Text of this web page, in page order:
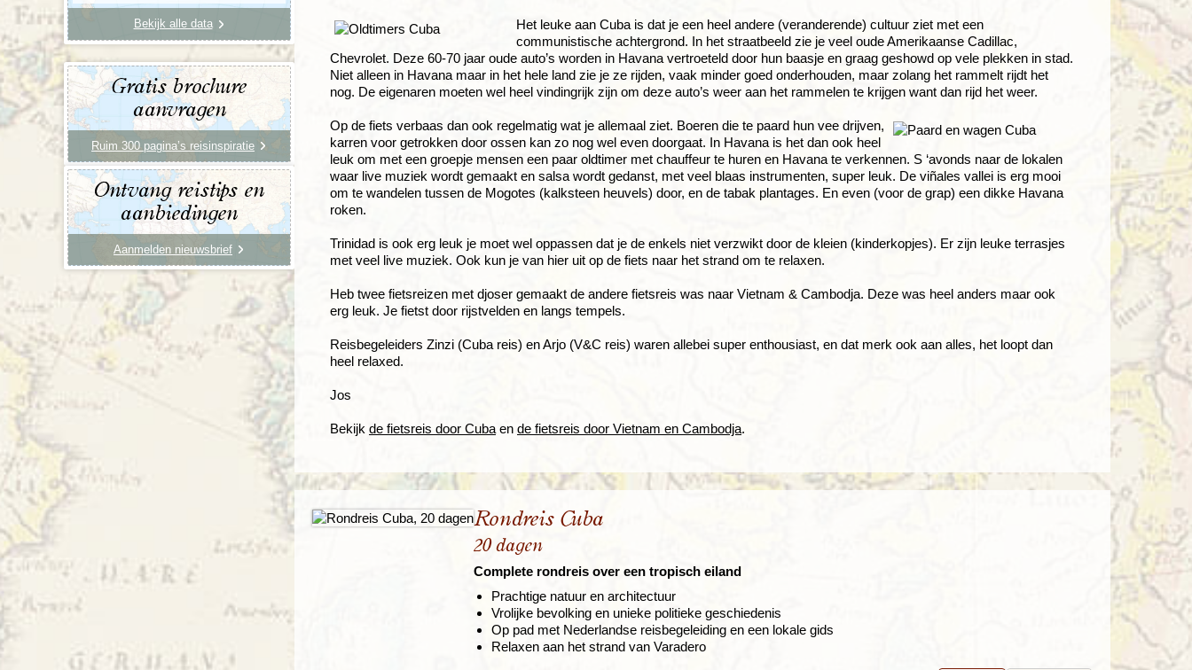
Het leuke aan Cuba is dat je een heel andere (veranderende) cultuur ziet met een
communistische achtergrond. In het straatbeeld zie je veel oude Amerikaanse Cadillac,
Chevrolet. Deze 60-70 jaar oude auto’s worden in Havana vertroeteld door hun baasje en graag geshowd op vele plekken in stad.
Niet alleen in Havana maar in het hele land zie je ze rijden, vaak minder goed onderhouden, maar zolang het rammelt rijdt het
nog. De eigenaren moeten wel heel vindingrijk zijn om deze auto’s weer aan het rammelen te krijgen want dan rijd het weer.
Op de fiets verbaas dan ook regelmatig wat je allemaal ziet. Boeren die te paard hun vee drijven,
karren voor getrokken door ossen kan zo nog wel even doorgaat. In Havana is het dan ook heel
leuk om met een groepje mensen een paar oldtimer met chauffeur te huren en Havana te verkennen. S ‘avonds naar de lokalen
waar live muziek wordt gemaakt en salsa wordt gedanst, met veel blaas instrumenten, super leuk. De viñales vallei is erg mooi
om te wandelen tussen de Mogotes (kalksteen heuvels) door, en de tabak plantages. En even (voor de grap) een dikke Havana
roken.
Trinidad is ook erg leuk je moet wel oppassen dat je de enkels niet verzwikt door de kleien (kinderkopjes). Er zijn leuke terrasjes
met veel live muziek. Ook kun je van hier uit op de fiets naar het strand om te relaxen.
Heb twee fietsreizen met djoser gemaakt de andere fietsreis was naar Vietnam & Cambodja. Deze was heel anders maar ook
erg leuk. Je fietst door rijstvelden en langs tempels.
Reisbegeleiders Zinzi (Cuba reis) en Arjo (V&C reis) waren allebei super enthousiast, en dat merk ook aan alles, het loopt dan
heel relaxed.
Jos
Bekijk de fietsreis door Cuba en de fietsreis door Vietnam en Cambodja.
Rondreis Cuba
20 dagen
Complete rondreis over een tropisch eiland
Prachtige natuur en architectuur
Vrolijke bevolking en unieke politieke geschiedenis
Op pad met Nederlandse reisbegeleiding en een lokale gids
Relaxen aan het strand van Varadero
Bekijk alle data
Gratis brochure
aanvragen
Ruim 300 pagina’s reisinspiratie
Ontvang reistips en
aanbiedingen
Aanmelden nieuwsbrief